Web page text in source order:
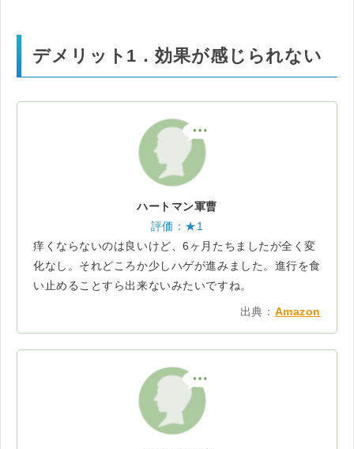
デメリット1．効果が感じられない
ハートマン軍曹
評価：★1
痒くならないのは良いけど、6ヶ月たちましたが全く変
化なし。それどころか少しハゲが進みました。進行を食
い止めることすら出来ないみたいですね。
出典： Amazon